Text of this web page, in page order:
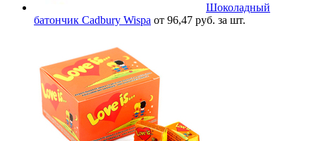
Шоколадный
батончик Cadbury Wispa от 96,47 руб. за шт.